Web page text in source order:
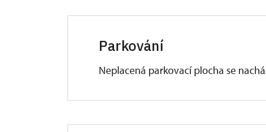
Parkování
Neplacená parkovací plocha se